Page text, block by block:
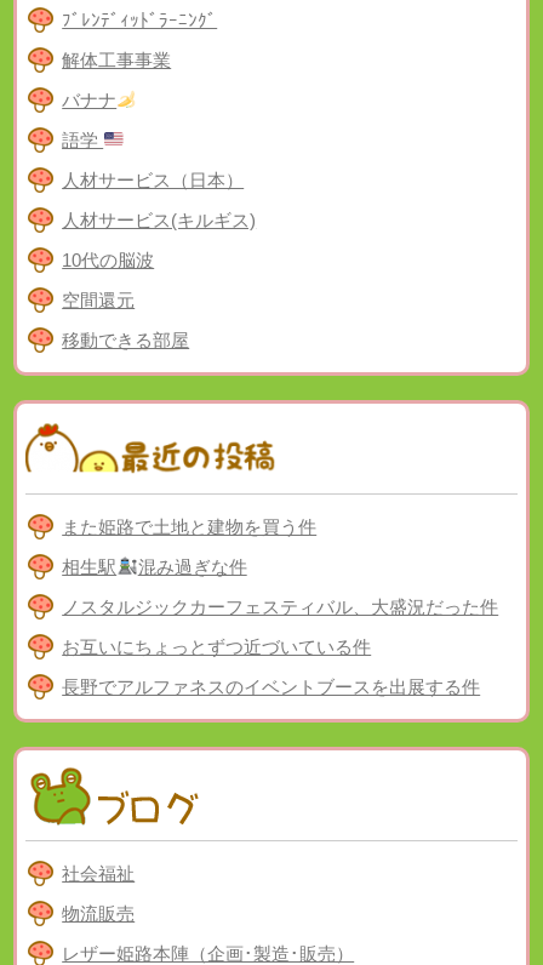
ﾌﾞﾚﾝﾃﾞｨｯﾄﾞﾗｰﾆﾝｸﾞ
解体工事事業
バナナ
語学
人材サービス（日本）
人材サービス(キルギス)
10代の脳波
空間還元
移動できる部屋
また姫路で土地と建物を買う件
相生駅
混み過ぎな件
ノスタルジックカーフェスティバル、大盛況だった件
お互いにちょっとずつ近づいている件
長野でアルファネスのイベントブースを出展する件
社会福祉
物流販売
レザー姫路本陣（企画･製造･販売）